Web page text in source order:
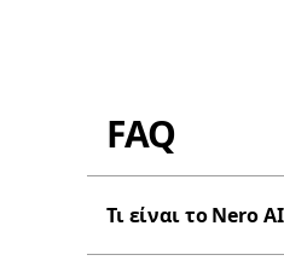
FAQ
Τι είναι το Nero